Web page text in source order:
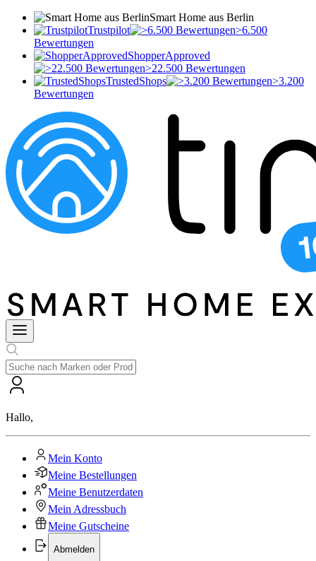
Smart Home aus Berlin
Trustpilot
>6.500
Bewertungen
ShopperApproved
>22.500 Bewertungen
TrustedShops
>3.200
Bewertungen
Hallo,
Mein Konto
Meine Bestellungen
Meine Benutzerdaten
Mein Adressbuch
Meine Gutscheine
Abmelden